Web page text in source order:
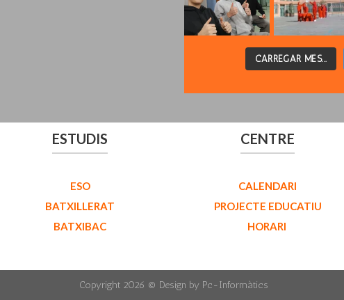
CARREGAR MÉS...
ESTUDIS
ESO
BATXILLERAT
BATXIBAC
CENTRE
CALENDARI
PROJECTE EDUCATIU
HORARI
Copyright 2026 © Design by Pc-Informàtics